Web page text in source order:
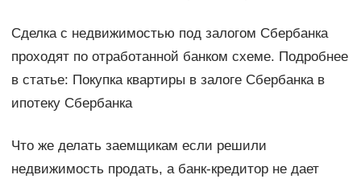
Сделка с недвижимостью под залогом Сбербанка
проходят по отработанной банком схеме. Подробнее
в статье: Покупка квартиры в залоге Сбербанка в
ипотеку Сбербанка
Что же делать заемщикам если решили
недвижимость продать, а банк-кредитор не дает